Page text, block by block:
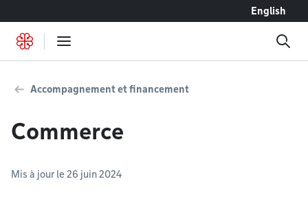
English
Accompagnement et financement
Commerce
Mis à jour le 26 juin 2024